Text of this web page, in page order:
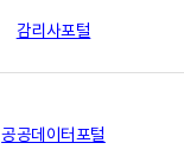
감리사포털
공공데이터포털